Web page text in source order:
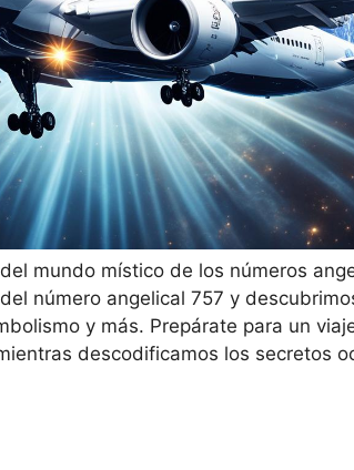
mundo místico de los números
número angelical 757 y
y más. Prepárate para un
descodificamos los secretos